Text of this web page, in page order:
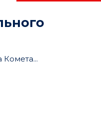
Комета...